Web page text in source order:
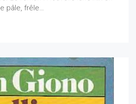
pâle, frêle…